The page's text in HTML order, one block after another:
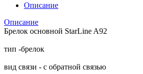
Описание
Описание
Брелок основной StarLine A92
тип -брелок
вид связи - с обратной связью